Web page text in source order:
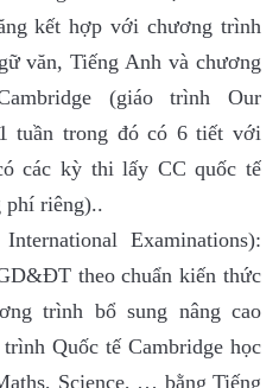
kết hợp với chương trình
văn, Tiếng Anh và chương
(giáo trình Our
tuần trong đó có 6 tiết với
các kỳ thi lấy CC quốc tế
phí riêng)..
Examinations):
theo chuẩn kiến thức
trình bổ sung nâng cao
Quốc tế Cambridge học
Science, … bằng Tiếng